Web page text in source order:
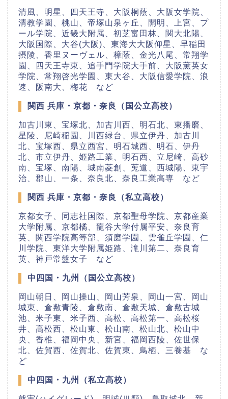
清風、明星、四天王寺、大阪桐蔭、大阪女学院、
清教学園、桃山、帝塚山泉ヶ丘、開明、上宮、プ
ール学院、近畿大附属、初芝富田林、関大北陽、
大阪国際、大谷(大阪)、東海大大阪仰星、早稲田
摂陵、香里ヌーヴェル、樟蔭、金光八尾、常翔学
園、四天王寺東、追手門学院大手前、大阪薫英女
学院、常翔啓光学園、東大谷、大阪信愛学院、浪
速、阪南大、梅花 など
関西 兵庫・京都・奈良（国公立高校）
加古川東、宝塚北、加古川西、明石北、東播磨、
星陵、尼崎稲園、川西緑台、県立伊丹、加古川
北、宝塚西、県立西宮、明石城西、明石、伊丹
北、市立伊丹、姫路工業、明石西、立尼崎、高砂
南、宝塚、南陽、城南菱創、莵道、西城陽、東宇
治、郡山、一条、奈良北、奈良工業高専 など
関西 兵庫・京都・奈良（私立高校）
京都女子、同志社国際、京都聖母学院、京都産業
大学附属、京都橘、龍谷大学付属平安、奈良育
英、関西学院高等部、須磨学園、雲雀丘学園、仁
川学院、東洋大学附属姫路、滝川第二、奈良育
英、神戸常盤女子 など
中四国・九州（国公立高校）
岡山朝日、岡山操山、岡山芳泉、岡山一宮、岡山
城東、倉敷青陵、倉敷南、倉敷天城、倉敷古城
池、米子東、米子西、高松、高松第一、高松桜
井、高松西、松山東、松山南、松山北、松山中
央、香椎、福岡中央、新宮、福岡西陵、佐世保
北、佐賀西、佐賀北、佐賀東、鳥栖、三養基 な
ど
中四国・九州（私立高校）